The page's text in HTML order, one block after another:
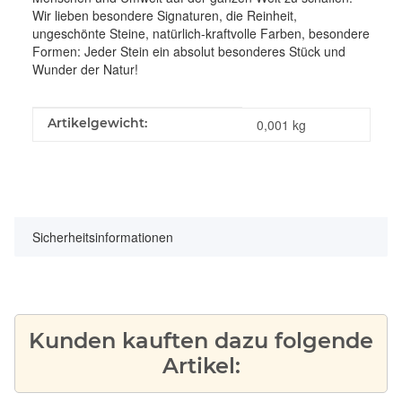
Wir lieben besondere Signaturen, die Reinheit,
ungeschönte Steine, natürlich-kraftvolle Farben, besondere
Formen: Jeder Stein ein absolut besonderes Stück und
Wunder der Natur!
Produkteigenschaft
Wert
Artikelgewicht: 0,001 kg
Sicherheitsinformationen
Kunden kauften dazu folgende
Artikel: